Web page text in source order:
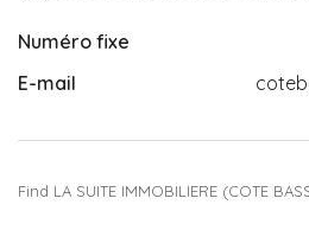
Numéro fixe
E-mail
Find LA SUITE IMMOBILIERE (COTE